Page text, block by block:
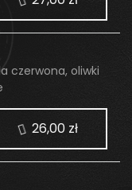
czerwona, oliwki